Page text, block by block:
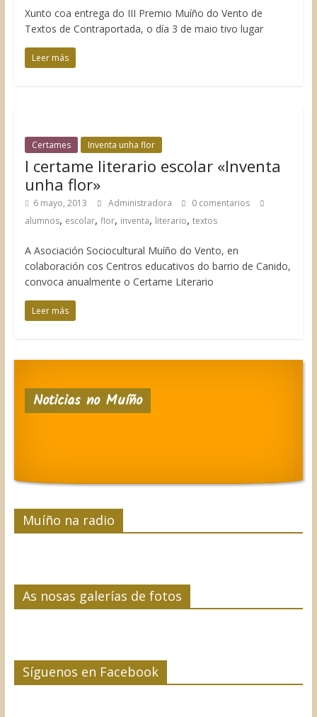
Xunto coa entrega do III Premio Muíño do Vento de
Textos de Contraportada, o día 3 de maio tivo lugar
Leer más
Certames Inventa unha flor
I certame literario escolar «Inventa
unha flor»
6 mayo, 2013 Administradora
0 comentarios
alumnos, escolar, flor, inventa, literario, textos
A Asociación Sociocultural Muíño do Vento, en
colaboración cos Centros educativos do barrio de Canido,
convoca anualmente o Certame Literario
Leer más
Noticias no Muíño
Muíño na radio
As nosas galerías de fotos
Síguenos en Facebook